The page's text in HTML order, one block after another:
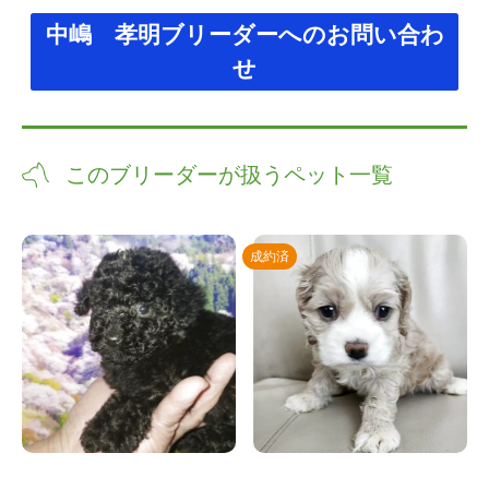
中嶋 孝明ブリーダーへのお問い合わ
せ
このブリーダーが扱うペット一覧
成約済